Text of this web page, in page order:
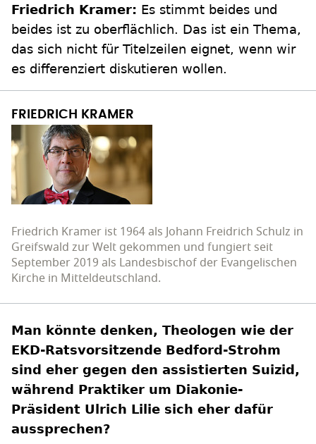
Friedrich Kramer: Es stimmt beides und
beides ist zu oberflächlich. Das ist ein Thema,
das sich nicht für Titelzeilen eignet, wenn wir
es differenziert diskutieren wollen.
FRIEDRICH KRAMER
Friedrich Kramer ist 1964 als Johann Freidrich Schulz in
Greifswald zur Welt gekommen und fungiert seit
September 2019 als Landesbischof der Evangelischen
Kirche in Mitteldeutschland.
Man könnte denken, Theologen wie der
EKD-Ratsvorsitzende Bedford-Strohm
sind eher gegen den assistierten Suizid,
während Praktiker um Diakonie-
Präsident Ulrich Lilie sich eher dafür
aussprechen?